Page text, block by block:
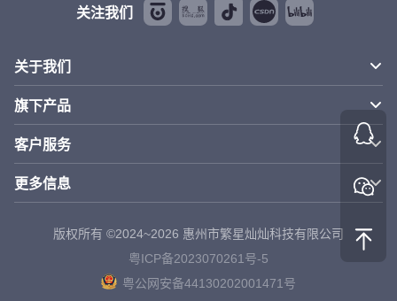
关注我们
关于我们
旗下产品
客户服务
更多信息
版权所有 ©2024~2026 惠州市繁星灿灿科技有限公司
粤ICP备2023070261号-5
粤公网安备44130202001471号